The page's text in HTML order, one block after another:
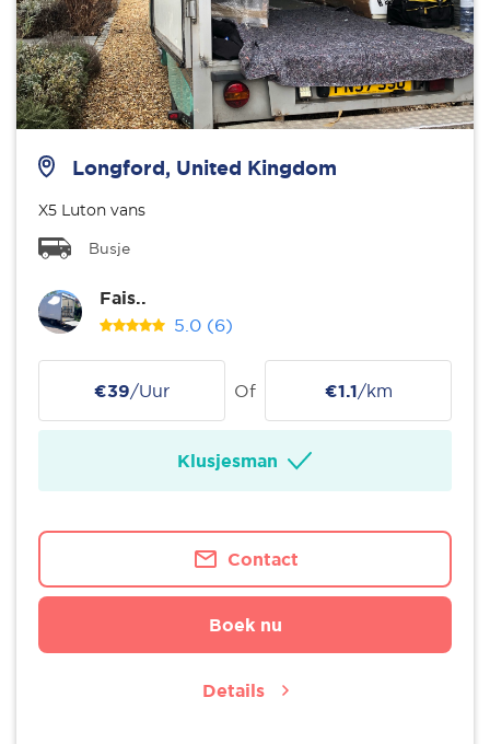
Longford, United Kingdom
X5 Luton vans
Busje
Fais..
5.0 (6)
€39/Uur Of €1.1/km
Klusjesman
Contact
Boek nu
Details